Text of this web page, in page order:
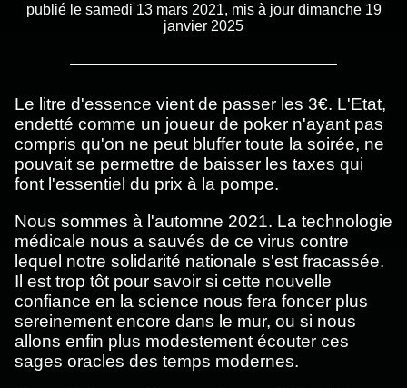
publié le samedi 13 mars 2021, mis à jour dimanche 19
janvier 2025
Le litre d'essence vient de passer les 3€. L'Etat,
endetté comme un joueur de poker n'ayant pas
compris qu'on ne peut bluffer toute la soirée, ne
pouvait se permettre de baisser les taxes qui
font l'essentiel du prix à la pompe.
Nous sommes à l'automne 2021. La technologie
médicale nous a sauvés de ce virus contre
lequel notre solidarité nationale s'est fracassée.
Il est trop tôt pour savoir si cette nouvelle
confiance en la science nous fera foncer plus
sereinement encore dans le mur, ou si nous
allons enfin plus modestement écouter ces
sages oracles des temps modernes.